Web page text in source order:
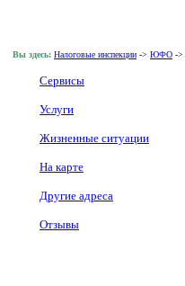
Вы здесь: Налоговые инспекции -> ЮФО ->
Сервисы
Услуги
Жизненные ситуации
На карте
Другие адреса
Отзывы